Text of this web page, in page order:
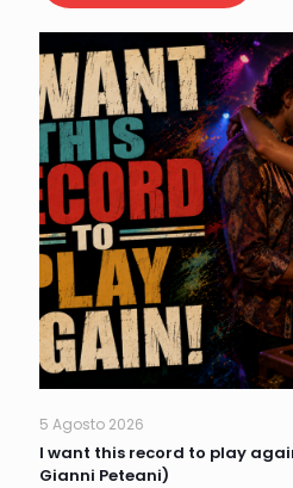
5 Agosto 2026
I want this record to play
Gianni Peteani)